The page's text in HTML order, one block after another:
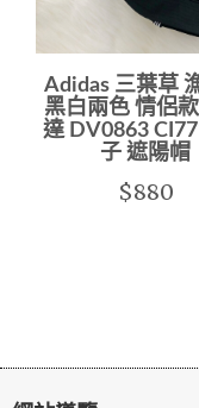
Adidas 三葉草
黑白兩色 情侶
達 DV0863
子 遮陽帽
$880